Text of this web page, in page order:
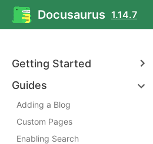
Docusaurus 1.14.7
Getting Started
Guides
Adding a Blog
Custom Pages
Enabling Search